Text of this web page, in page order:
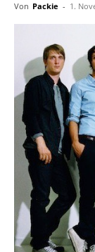
Von Packie - 1.